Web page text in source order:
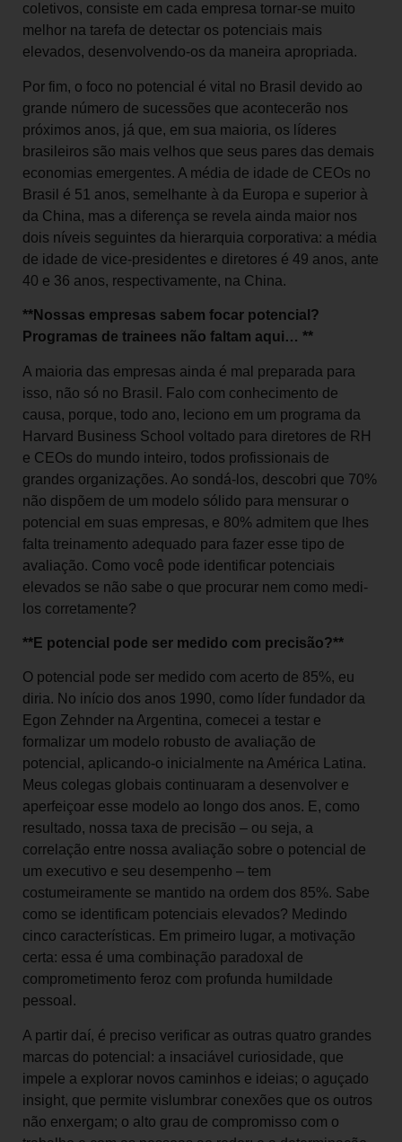
coletivos, consiste em cada empresa tornar-se muito
melhor na tarefa de detectar os potenciais mais
elevados, desenvolvendo-os da maneira apropriada.
Por fim, o foco no potencial é vital no Brasil devido ao
grande número de sucessões que acontecerão nos
próximos anos, já que, em sua maioria, os líderes
brasileiros são mais velhos que seus pares das demais
economias emergentes. A média de idade de CEOs no
Brasil é 51 anos, semelhante à da Europa e superior à
da China, mas a diferença se revela ainda maior nos
dois níveis seguintes da hierarquia corporativa: a média
de idade de vice-presidentes e diretores é 49 anos, ante
40 e 36 anos, respectivamente, na China.
**Nossas empresas sabem focar potencial?
Programas de trainees não faltam aqui… **
A maioria das empresas ainda é mal preparada para
isso, não só no Brasil. Falo com conhecimento de
causa, porque, todo ano, leciono em um programa da
Harvard Business School voltado para diretores de RH
e CEOs do mundo inteiro, todos profissionais de
grandes organizações. Ao sondá-los, descobri que 70%
não dispõem de um modelo sólido para mensurar o
potencial em suas empresas, e 80% admitem que lhes
falta treinamento adequado para fazer esse tipo de
avaliação. Como você pode identificar potenciais
elevados se não sabe o que procurar nem como medi-
los corretamente?
**E potencial pode ser medido com precisão?**
O potencial pode ser medido com acerto de 85%, eu
diria. No início dos anos 1990, como líder fundador da
Egon Zehnder na Argentina, comecei a testar e
formalizar um modelo robusto de avaliação de
potencial, aplicando-o inicialmente na América Latina.
Meus colegas globais continuaram a desenvolver e
aperfeiçoar esse modelo ao longo dos anos. E, como
resultado, nossa taxa de precisão – ou seja, a
correlação entre nossa avaliação sobre o potencial de
um executivo e seu desempenho – tem
costumeiramente se mantido na ordem dos 85%. Sabe
como se identificam potenciais elevados? Medindo
cinco características. Em primeiro lugar, a motivação
certa: essa é uma combinação paradoxal de
comprometimento feroz com profunda humildade
pessoal.
A partir daí, é preciso verificar as outras quatro grandes
marcas do potencial: a insaciável curiosidade, que
impele a explorar novos caminhos e ideias; o aguçado
insight, que permite vislumbrar conexões que os outros
não enxergam; o alto grau de compromisso com o